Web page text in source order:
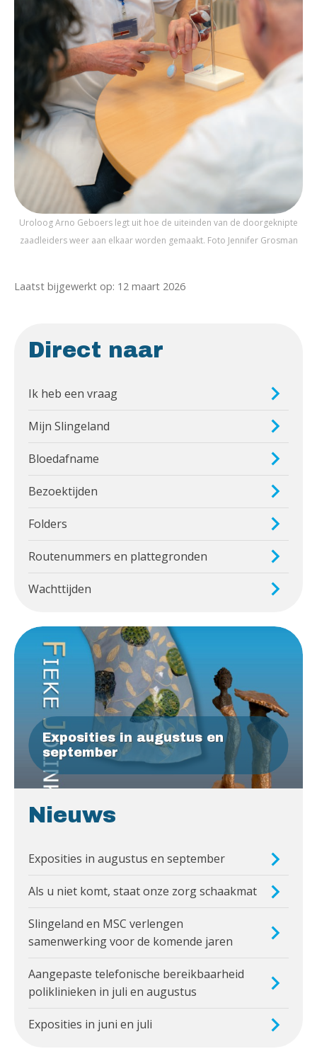
Uroloog Arno Geboers legt uit hoe de uiteinden van de doorgeknipte
zaadleiders weer aan elkaar worden gemaakt. Foto Jennifer Grosman
Laatst bijgewerkt op: 12 maart 2026
Direct naar
Ik heb een vraag
Mijn Slingeland
Bloedafname
Bezoektijden
Folders
Routenummers en plattegronden
Wachttijden
Exposities in augustus en
september
Nieuws
Exposities in augustus en september
Als u niet komt, staat onze zorg schaakmat
Slingeland en MSC verlengen
samenwerking voor de komende jaren
Aangepaste telefonische bereikbaarheid
poliklinieken in juli en augustus
Exposities in juni en juli